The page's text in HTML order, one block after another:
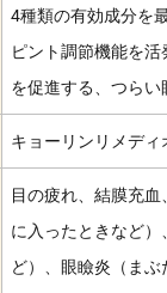
4種類の有効成分を
ピント調節機能を
を促進する、つらい
キョーリンリメディ
目の疲れ、結膜充
に入ったときなど
ど）、眼瞼炎（ま